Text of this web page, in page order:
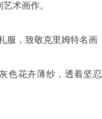
术画作。
，致敬克里姆特名画
色花卉薄纱，透着坚